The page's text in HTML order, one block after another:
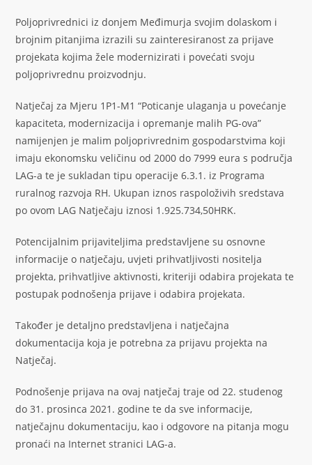
Poljoprivrednici iz donjem Međimurja svojim dolaskom i
brojnim pitanjima izrazili su zainteresiranost za prijave
projekata kojima žele modernizirati i povećati svoju
poljoprivrednu proizvodnju.
Natječaj za Mjeru 1P1-M1 “Poticanje ulaganja u povećanje
kapaciteta, modernizacija i opremanje malih PG-ova”
namijenjen je malim poljoprivrednim gospodarstvima koji
imaju ekonomsku veličinu od 2000 do 7999 eura s područja
LAG-a te je sukladan tipu operacije 6.3.1. iz Programa
ruralnog razvoja RH. Ukupan iznos raspoloživih sredstava
po ovom LAG Natječaju iznosi 1.925.734,50HRK.
Potencijalnim prijaviteljima predstavljene su osnovne
informacije o natječaju, uvjeti prihvatljivosti nositelja
projekta, prihvatljive aktivnosti, kriteriji odabira projekata te
postupak podnošenja prijave i odabira projekata.
Također je detaljno predstavljena i natječajna
dokumentacija koja je potrebna za prijavu projekta na
Natječaj.
Podnošenje prijava na ovaj natječaj traje od 22. studenog
do 31. prosinca 2021. godine te da sve informacije,
natječajnu dokumentaciju, kao i odgovore na pitanja mogu
pronaći na Internet stranici LAG-a.